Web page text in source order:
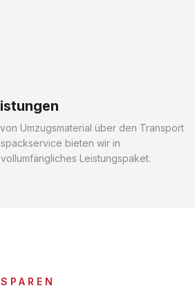
Umzugsmaterial über den Transport
bieten wir in
Leistungspaket.